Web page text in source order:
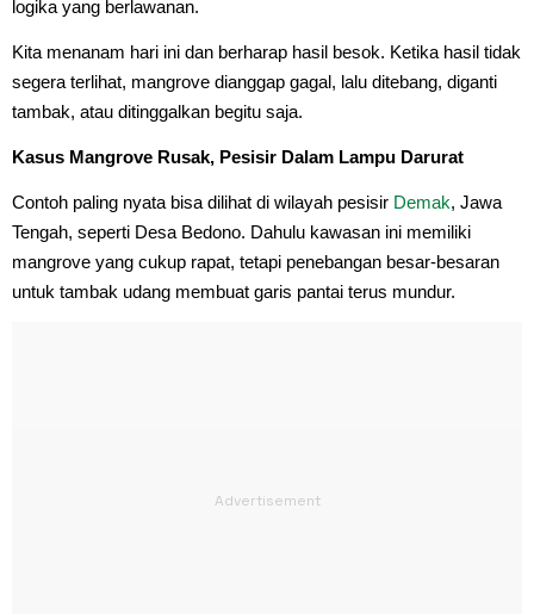
logika yang berlawanan.
Kita menanam hari ini dan berharap hasil besok. Ketika hasil tidak
segera terlihat, mangrove dianggap gagal, lalu ditebang, diganti
tambak, atau ditinggalkan begitu saja.
Kasus Mangrove Rusak, Pesisir Dalam Lampu Darurat
Contoh paling nyata bisa dilihat di wilayah pesisir Demak, Jawa
Tengah, seperti Desa Bedono. Dahulu kawasan ini memiliki
mangrove yang cukup rapat, tetapi penebangan besar-besaran
untuk tambak udang membuat garis pantai terus mundur.